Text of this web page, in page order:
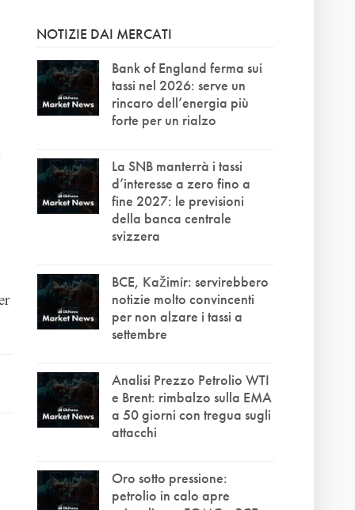
NOTIZIE DAI MERCATI
Bank of England ferma sui
tassi nel 2026: serve un
rincaro dell’energia più
forte per un rialzo
La SNB manterrà i tassi
d’interesse a zero fino a
fine 2027: le previsioni
della banca centrale
svizzera
BCE, Kažimír: servirebbero
notizie molto convincenti
per non alzare i tassi a
settembre
Analisi Prezzo Petrolio WTI
e Brent: rimbalzo sulla EMA
a 50 giorni con tregua sugli
attacchi
Oro sotto pressione:
petrolio in calo apre